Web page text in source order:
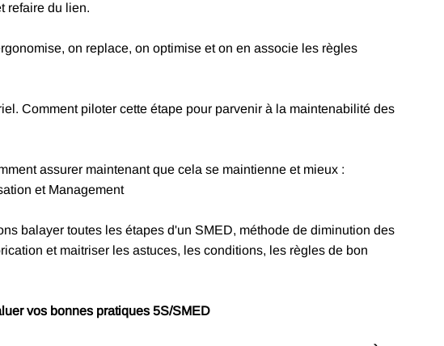
refaire du lien.
on replace, on optimise et on en associe les règles
Comment piloter cette étape pour parvenir à la maintenabilité des
assurer maintenant que cela se maintienne et mieux :
et Management
balayer toutes les étapes d'un SMED, méthode de diminution des
et maitriser les astuces, les conditions, les règles de bon
vos bonnes pratiques 5S/SMED